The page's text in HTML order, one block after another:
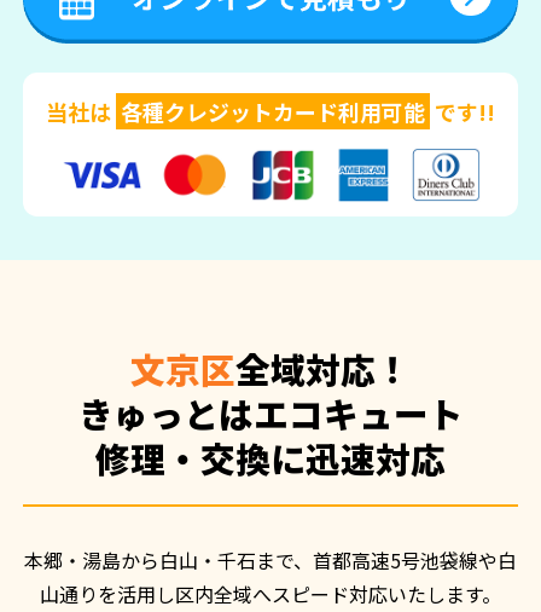
当社は 各種クレジットカード利用可能 です!!
文京区全域対応！
きゅっとはエコキュート
修理・交換に迅速対応
本郷・湯島から白山・千石まで、首都高速5号池袋線や白
山通りを活用し区内全域へスピード対応いたします。